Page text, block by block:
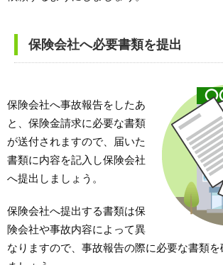
保険会社へ必要書類を提出
保険会社へ事故報告をしたあ
と、保険金請求に必要な書類
が送付されますので、届いた
書類に内容を記入し保険会社
へ提出しましょう。
保険会社へ提出する書類は保
険会社や事故内容によって異
なりますので、事故報告の際に必要な書類